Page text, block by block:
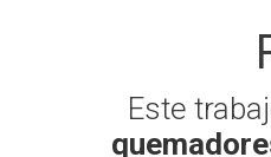
Este